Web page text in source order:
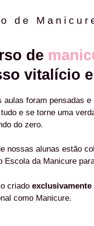
de
de
vitalício
aulas foram pensadas
e se torne uma
do zero.
nossas alunas estão
Escola da Manicure
criado exclusivamente
como Manicure.